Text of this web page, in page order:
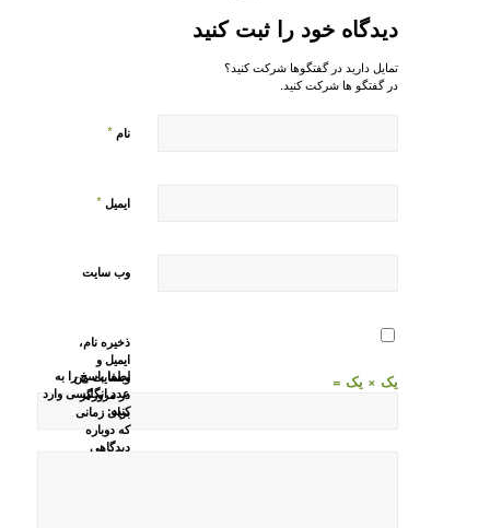
دیدگاه خود را ثبت کنید
تمایل دارید در گفتگوها شرکت کنید؟
در گفتگو ها شرکت کنید.
نام *
ایمیل *
وب‌ سایت
ذخیره نام،
ایمیل و
وبسایت من
در مرورگر
برای زمانی
که دوباره
دیدگاهی
لطفا پاسخ را به
عدد انگلیسی وارد
کنید:
یک × یک =